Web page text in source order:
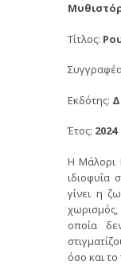
Τίτλος:
Εκδότης:
Έτος: 2024
Η Μάλορι
ιδιοφυΐα
γίνει η
οποία
όσο και το